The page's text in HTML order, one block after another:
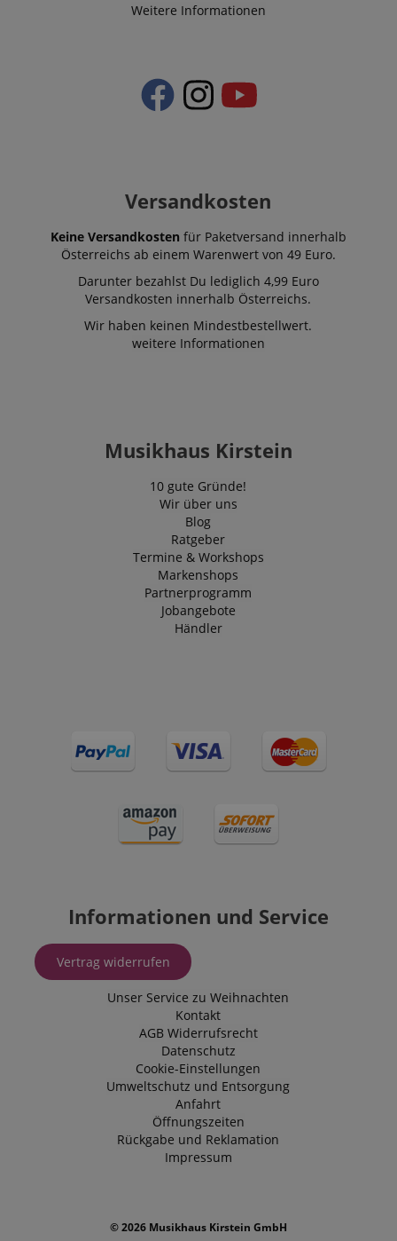
Weitere Informationen
Versandkosten
Keine Versandkosten für Paketversand innerhalb
Österreichs ab einem Warenwert von 49 Euro.
Darunter bezahlst Du lediglich 4,99 Euro
Versandkosten innerhalb Österreichs.
Wir haben keinen Mindestbestellwert.
weitere Informationen
Musikhaus Kirstein
10 gute Gründe!
Wir über uns
Blog
Ratgeber
Termine & Workshops
Markenshops
Partnerprogramm
Jobangebote
Händler
Informationen und Service
Vertrag widerrufen
Unser Service zu Weihnachten
Kontakt
AGB Widerrufsrecht
Datenschutz
Cookie-Einstellungen
Umweltschutz und Entsorgung
Anfahrt
Öffnungszeiten
Rückgabe und Reklamation
Impressum
© 2026 Musikhaus Kirstein GmbH